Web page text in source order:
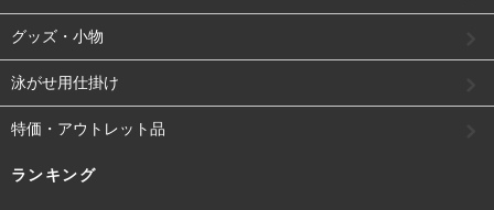
グッズ・小物
泳がせ用仕掛け
特価・アウトレット品
ランキング